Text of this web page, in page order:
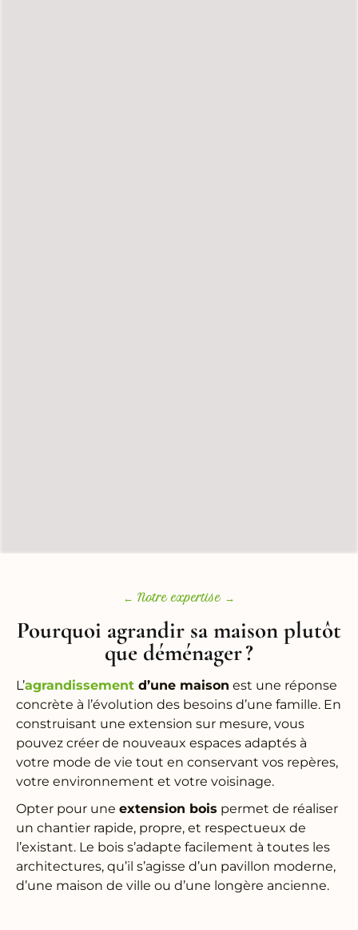
← Notre expertise →
Pourquoi agrandir sa maison plutôt
que déménager ?
L’agrandissement d’une maison est une réponse
concrète à l’évolution des besoins d’une famille. En
construisant une extension sur mesure, vous
pouvez créer de nouveaux espaces adaptés à
votre mode de vie tout en conservant vos repères,
votre environnement et votre voisinage.
Opter pour une extension bois permet de réaliser
un chantier rapide, propre, et respectueux de
l’existant. Le bois s’adapte facilement à toutes les
architectures, qu’il s’agisse d’un pavillon moderne,
d’une maison de ville ou d’une longère ancienne.